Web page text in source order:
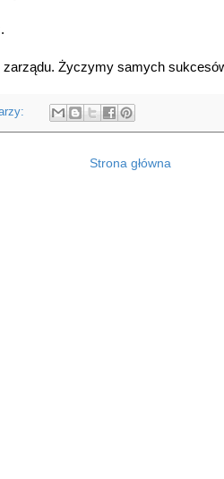
zarządu. Życzymy samych
Strona główna